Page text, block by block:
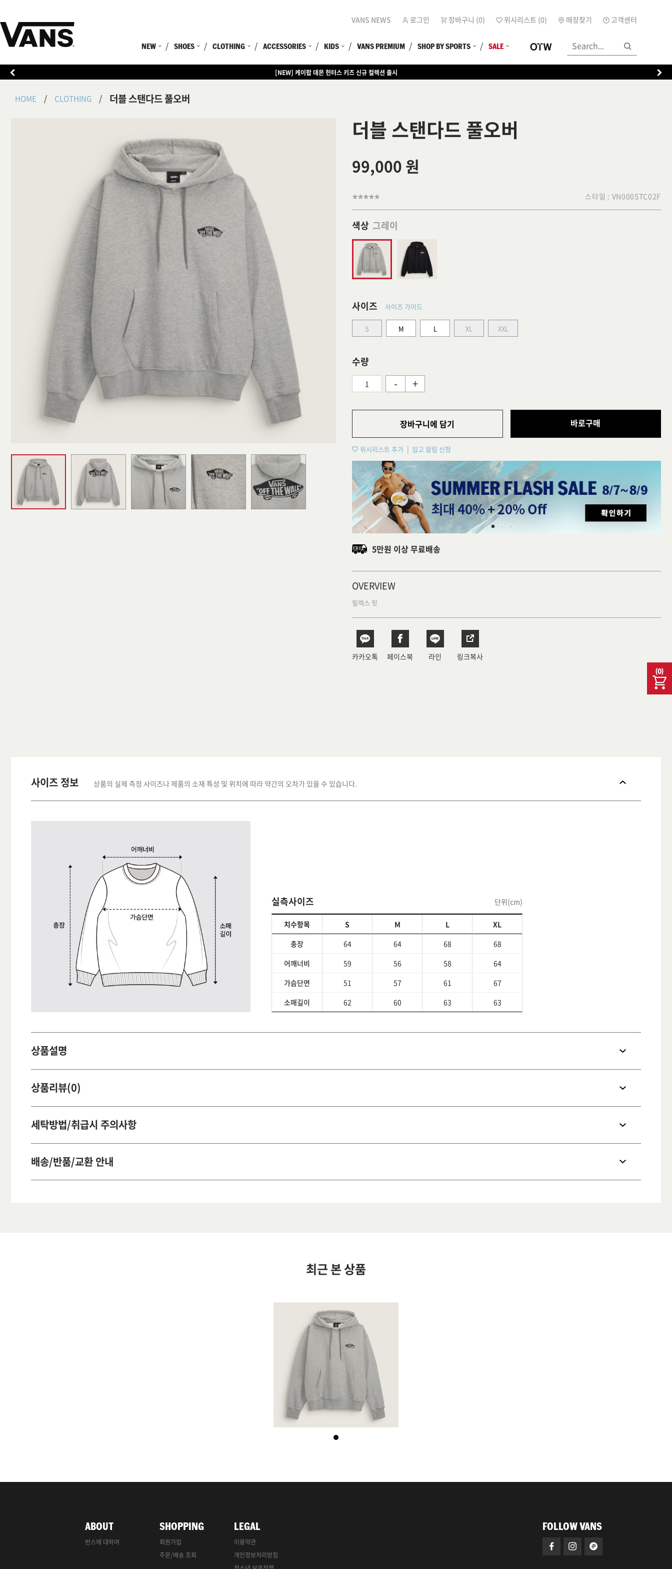
VANS NEWS 로그인 장바구니 (0) 위시리스트 (0) 매장찾기 고객센터
NEW SHOES CLOTHING ACCESSORIES KIDS VANS PREMIUM SHOP BY SPORTS SALE
(0)
[EVENT] 15만원 이상 구매 시 쿨러백 증정
HOME CLOTHING 더블 스탠다드 풀오버
더블 스탠다드 풀오버
99,000 원
스타일 : VN000STC02F
색상 그레이
사이즈 사이즈 가이드
S M L XL XXL
수량
- +
장바구니에 담기 바로구매
위시리스트 추가 입고 알림 신청
5만원 이상 무료배송
OVERVIEW
릴렉스 핏
카카오톡 페이스북 라인 링크복사
사이즈 정보 상품의 실제 측정 사이즈나 제품의 소재 특성 및 위치에 따라 약간의 오차가 있을 수 있습니다.
실측사이즈 단위(cm)
치수항목 S M L
XL
총장
64 64 68
68
어깨너비
59 56 58
64
가슴단면
51 57 61
67
소매길이
62 60 63 63
상품설명
상품리뷰(0)
세탁방법/취급시 주의사항
배송/반품/교환 안내
최근 본 상품
ABOUT
반스에 대하여
SHOPPING
회원가입
주문/배송 조회
LEGAL
이용약관
개인정보처리방침
FOLLOW VANS